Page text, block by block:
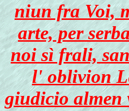
niun fra Voi,
arte, per
noi sì frali,
l' oblivion
giudicio almen